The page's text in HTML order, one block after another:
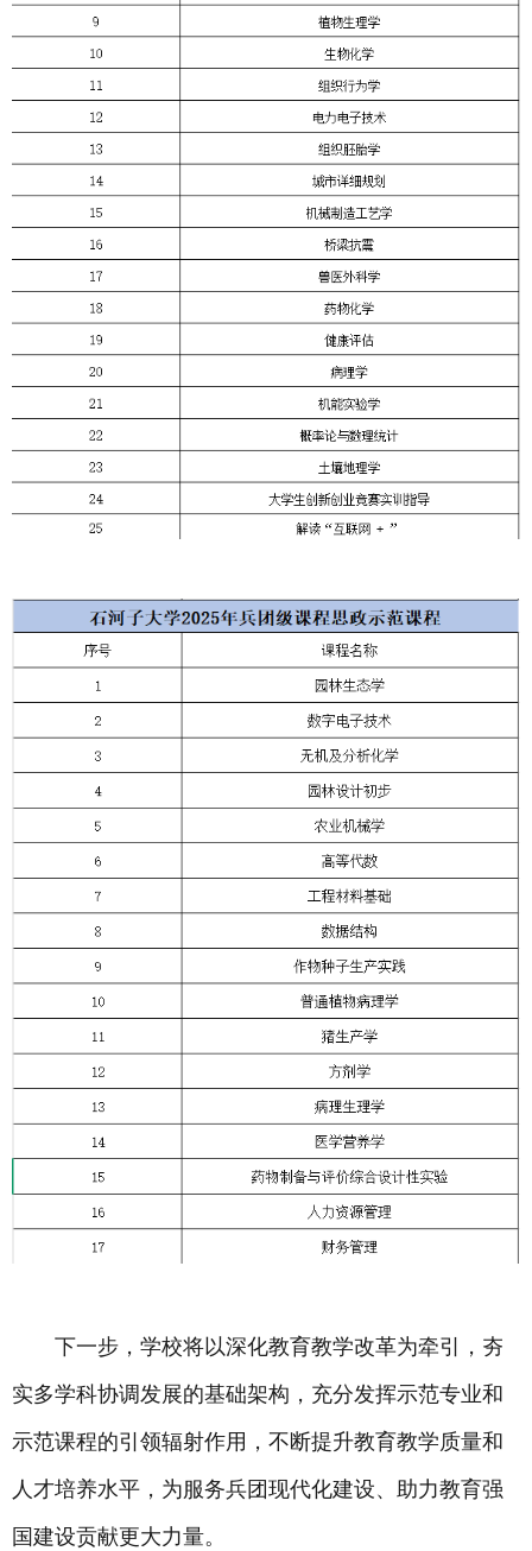
下一步，学校将以深化教育教学改革为牵引，夯
实多学科协调发展的基础架构，充分发挥示范专业和
示范课程的引领辐射作用，不断提升教育教学质量和
人才培养水平，为服务兵团现代化建设、助力教育强
国建设贡献更大力量。